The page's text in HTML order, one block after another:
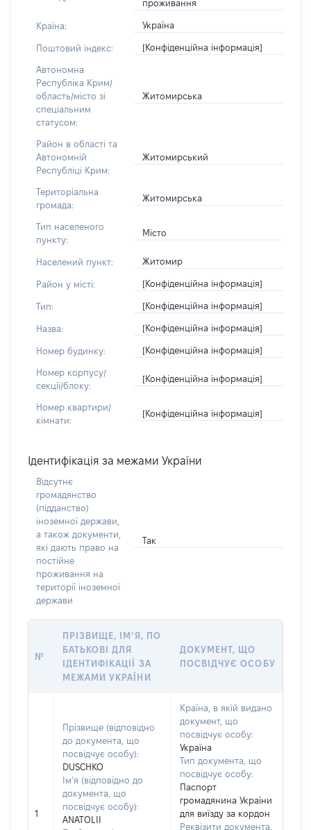
проживання
Країна: Україна
Поштовий індекс: [Конфіденційна інформація]
Автономна
Республіка Крим/
область/місто зі
спеціальним
статусом:
Житомирська
Район в області та
Автономній
Республіці Крим:
Житомирський
Територіальна
громада:
Житомирська
Тип населеного
пункту:
Місто
Населений пункт: Житомир
Район у місті: [Конфіденційна інформація]
Тип: [Конфіденційна інформація]
Назва: [Конфіденційна інформація]
Номер будинку: [Конфіденційна інформація]
Номер корпусу/
секції/блоку:
[Конфіденційна інформація]
Номер квартири/
кімнати:
[Конфіденційна інформація]
Ідентифікація за межами України
Відсутнє
громадянство
(підданство)
іноземної держави,
а також документи,
які дають право на
постійне
проживання на
території іноземної
держави
Так
№
ПРІЗВИЩЕ, ІМ’Я, ПО
БАТЬКОВІ ДЛЯ
ІДЕНТИФІКАЦІЇ ЗА
МЕЖАМИ УКРАЇНИ
ДОКУМЕНТ, ЩО
ПОСВІДЧУЄ ОСОБУ
1
Прізвище (відповідно
до документа, що
посвідчує особу):
DUSCHKO
Ім’я (відповідно до
документа, що
посвідчує особу):
ANATOLII
Країна, в якій видано
документ, що
посвідчує особу:
Україна
Тип документа, що
посвідчує особу:
Паспорт
громадянина України
для виїзду за кордон
Реквізити документа,